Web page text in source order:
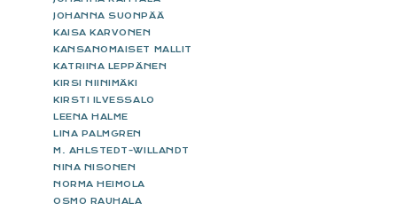
JOHANNA SUONPÄÄ
KAISA KARVONEN
KANSANOMAISET MALLIT
KATRIINA LEPPÄNEN
KIRSI NIINIMÄKI
KIRSTI ILVESSALO
LEENA HALME
LINA PALMGREN
M. AHLSTEDT-WILLANDT
NINA NISONEN
NORMA HEIMOLA
OSMO RAUHALA